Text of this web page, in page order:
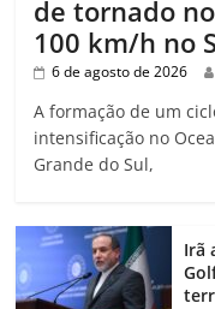
de tornado
100 km/h no
6 de agosto de 2026
A formação de um
intensificação no
Grande do Sul,
Irã